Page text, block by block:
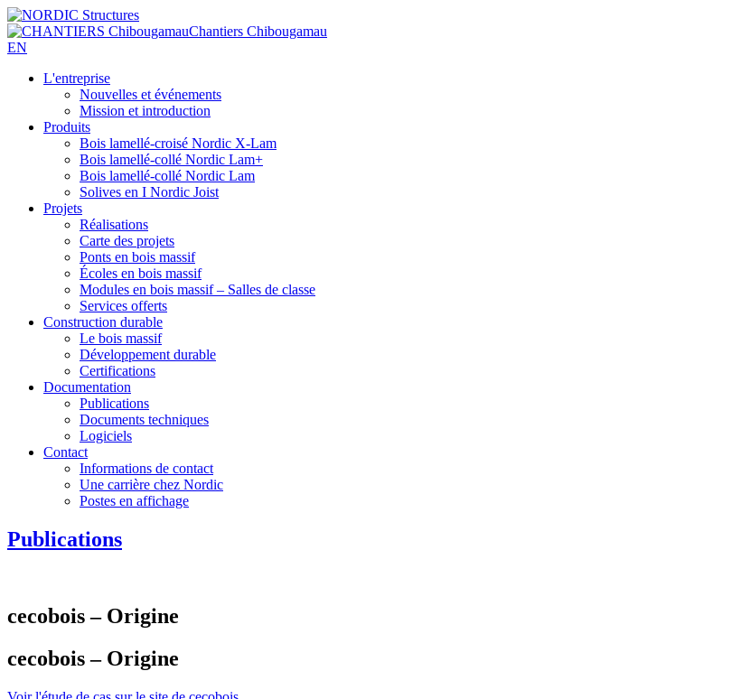
Chantiers Chibougamau
EN
L'entreprise
Nouvelles et événements
Mission et introduction
Produits
Bois lamellé-croisé Nordic X-Lam
Bois lamellé-collé Nordic Lam+
Bois lamellé-collé Nordic Lam
Solives en I Nordic Joist
Projets
Réalisations
Carte des projets
Ponts en bois massif
Écoles en bois massif
Modules en bois massif – Salles de classe
Services offerts
Construction durable
Le bois massif
Développement durable
Certifications
Documentation
Publications
Documents techniques
Logiciels
Contact
Informations de contact
Une carrière chez Nordic
Postes en affichage
Publications
cecobois – Origine
cecobois – Origine